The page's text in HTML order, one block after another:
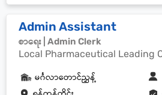
Admin Assistant
စာရေး | Admin Clerk
Local Pharmaceutical Leading
မင်္ဂလာတောင်ညွှန့်